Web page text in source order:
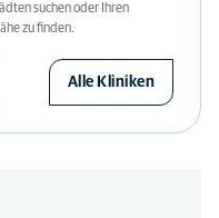
suchen oder Ihren
zu finden.
Alle Kliniken